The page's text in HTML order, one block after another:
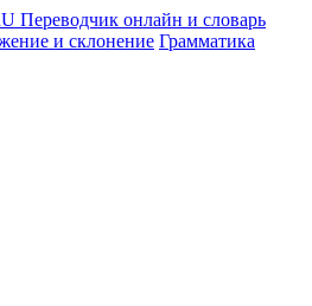
и склонение Грамматика